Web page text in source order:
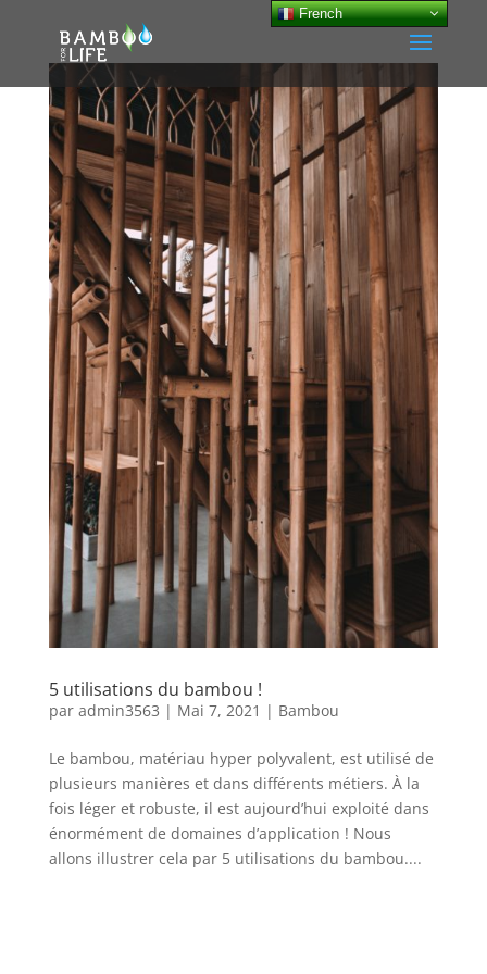
5 utilisations du bambou !
par admin3563 | Mai 7, 2021 | Bambou
Le bambou, matériau hyper polyvalent, est utilisé de
plusieurs manières et dans différents métiers. À la
fois léger et robuste, il est aujourd’hui exploité dans
énormément de domaines d’application ! Nous
allons illustrer cela par 5 utilisations du bambou....
French